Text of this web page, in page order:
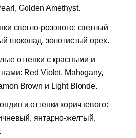
Golden Amethyst.
светло-розового: светлый
шоколад, золотистый орех.
оттенки с красными и
Red Violet, Mahogany,
Brown и Light Blonde.
и оттенки коричневого:
янтарно-желтый,